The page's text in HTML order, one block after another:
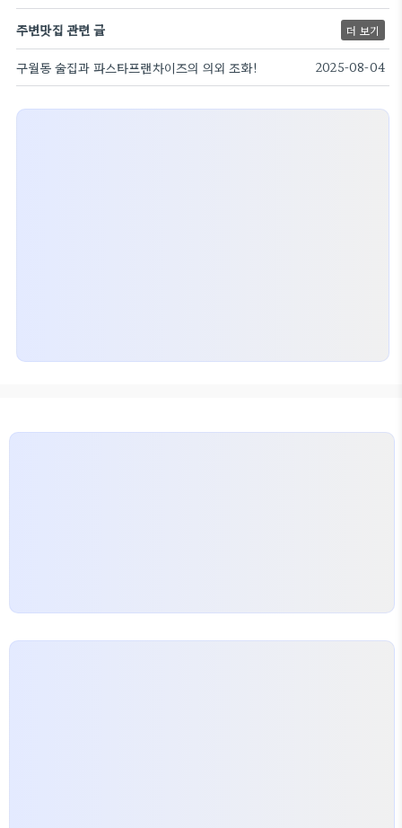
주변맛집 관련 글 더 보기
구월동 술집과 파스타프랜차이즈의 의외 조화! 2025-08-04